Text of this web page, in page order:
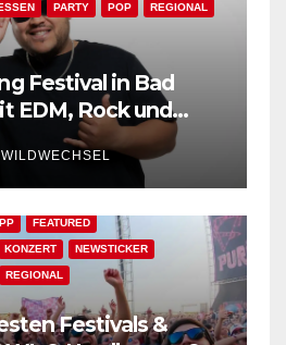
PARTY POP REGIONAL
Festival in Bad
EDM, Rock und
der Sommer aus!
WILDWECHSEL
FEATURED
KONZERT NEWSTICKER
REGIONAL
Festivals &